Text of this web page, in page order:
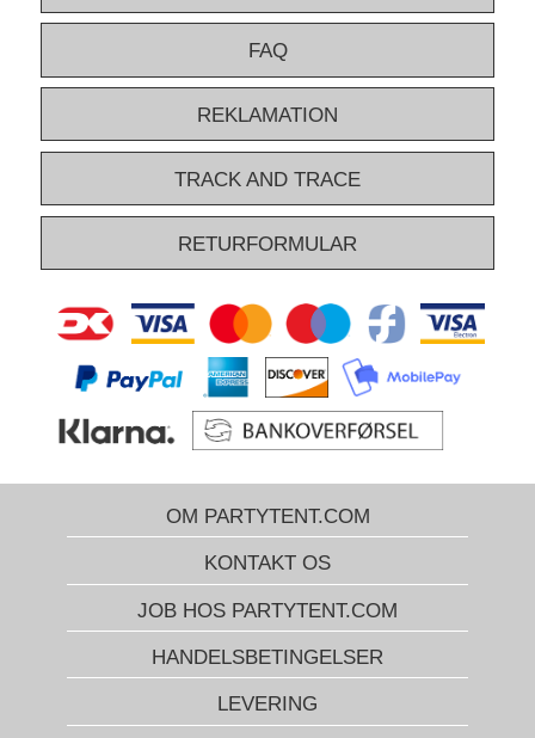
FAQ
REKLAMATION
TRACK AND TRACE
RETURFORMULAR
OM PARTYTENT.COM
KONTAKT OS
JOB HOS PARTYTENT.COM
HANDELSBETINGELSER
LEVERING